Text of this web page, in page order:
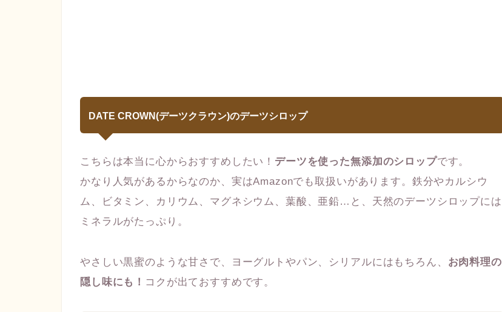
DATE CROWN(デーツクラウン)のデーツシロップ
こちらは本当に心からおすすめしたい！ デーツを使った無添加のシロップです。
かなり人気があるからなのか、実はAmazonでも取扱いがあります。鉄分やカルシウ
ム、ビタミン、カリウム、マグネシウム、葉酸、亜鉛…と、天然のデーツシロップには
ミネラルがたっぷり。
やさしい黒蜜のような甘さで、ヨーグルトやパン、シリアルにはもちろん、 お肉料理の
隠し味にも！ コクが出ておすすめです。